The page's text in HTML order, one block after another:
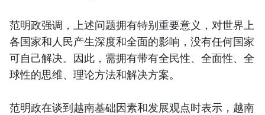
范明政强调，上述问题拥有特别重要意义，对世界上
各国家和人民产生深度和全面的影响，没有任何国家
可自己解决。因此，需拥有带有全民性、全面性、全
球性的思维、理论方法和解决方案。
范明政在谈到越南基础因素和发展观点时表示，越南